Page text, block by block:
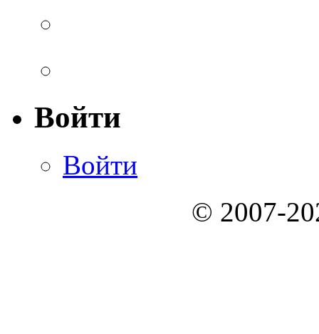
Войти
Войти
© 2007-